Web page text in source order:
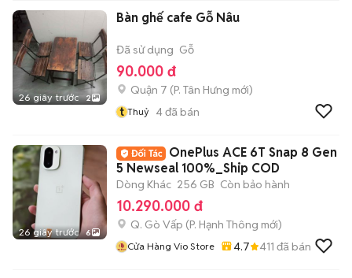
26 giây trước 2
Bàn ghế cafe Gỗ Nâu
Đã sử dụng Gỗ
90.000 đ
Quận 7 (P. Tân Hưng mới)
t Thuỷ 4đã bán
26 giây trước 6
OnePlus ACE 6T Snap 8 Gen
5 Newseal 100%_Ship COD
Dòng Khác 256 GB Còn bảo hành
10.290.000 đ
Q. Gò Vấp (P. Hạnh Thông mới)
Cửa Hàng Vio Store 4.7 411 đã bán